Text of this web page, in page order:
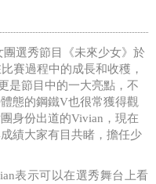
團選秀節目《未來少女》於
賽過程中的成長和收穫，
是節目中的一大亮點，不
態的鋼鐵V也很常獲得觀
身份出道的Vivian ，現在
績大家有目共睹，擔任少
表示可以在選秀舞台上看